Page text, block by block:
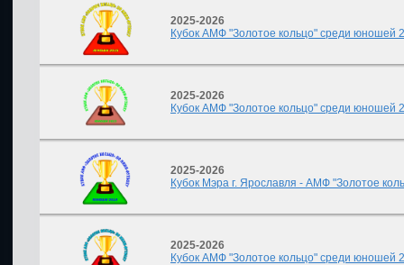
2025-2026
Кубок АМФ "Золотое кольцо" среди юношей
2025-2026
Кубок АМФ "Золотое кольцо" среди юношей
2025-2026
Кубок Мэра г. Ярославля - АМФ "Золотое
2025-2026
Кубок АМФ "Золотое кольцо" среди юношей